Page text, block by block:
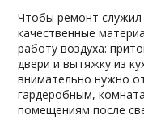
Чтобы ремонт
качественные
работу воздуха:
двери и вытяжку из
внимательно нужно
гардеробным,
помещениям после